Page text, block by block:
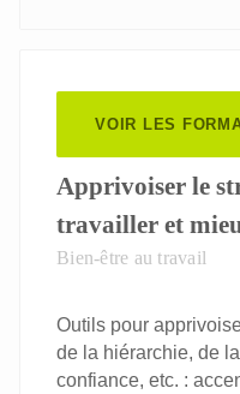
VOIR LES
Apprivoiser le
travailler et
Bien-être au travail
Outils pour
de la hiérarchie, de
confiance, etc. :